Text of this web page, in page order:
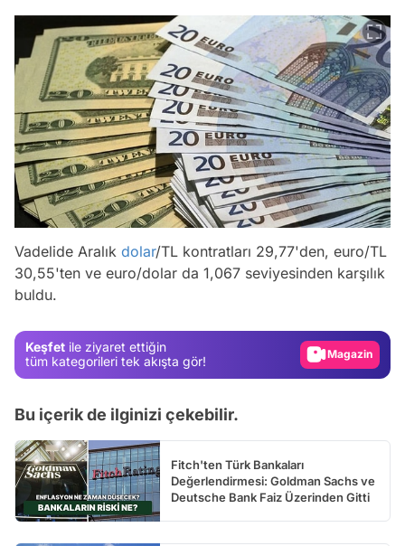
Vadelide Aralık dolar/TL kontratları 29,77'den, euro/TL
30,55'ten ve euro/dolar da 1,067 seviyesinden karşılık
buldu.
Keşfet ile ziyaret ettiğin
tüm kategorileri tek akışta gör!
Video
Magazin
Bu içerik de ilginizi çekebilir.
Fitch'ten Türk Bankaları
Değerlendirmesi: Goldman Sachs ve
Deutsche Bank Faiz Üzerinden Gitti